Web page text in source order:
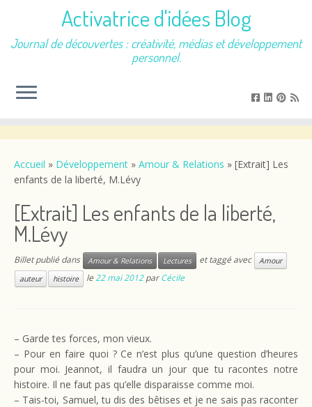
contenu
Activatrice d'idées Blog
Journal de découvertes : créativité, médias et développement
personnel.
Accueil » Développement » Amour & Relations » [Extrait] Les
enfants de la liberté, M.Lévy
[Extrait] Les enfants de la liberté,
M.Lévy
Billet publié dans Amour & Relations Lectures et taggé avec
Amour
auteur
histoire le22 mai 2012 parCécile
– Garde tes forces, mon vieux.
– Pour en faire quoi ? Ce n’est plus qu’une question d’heures
pour moi. Jeannot, il faudra un jour que tu racontes notre
histoire. Il ne faut pas qu’elle disparaisse comme moi.
– Tais-toi, Samuel, tu dis des bêtises et je ne sais pas raconter